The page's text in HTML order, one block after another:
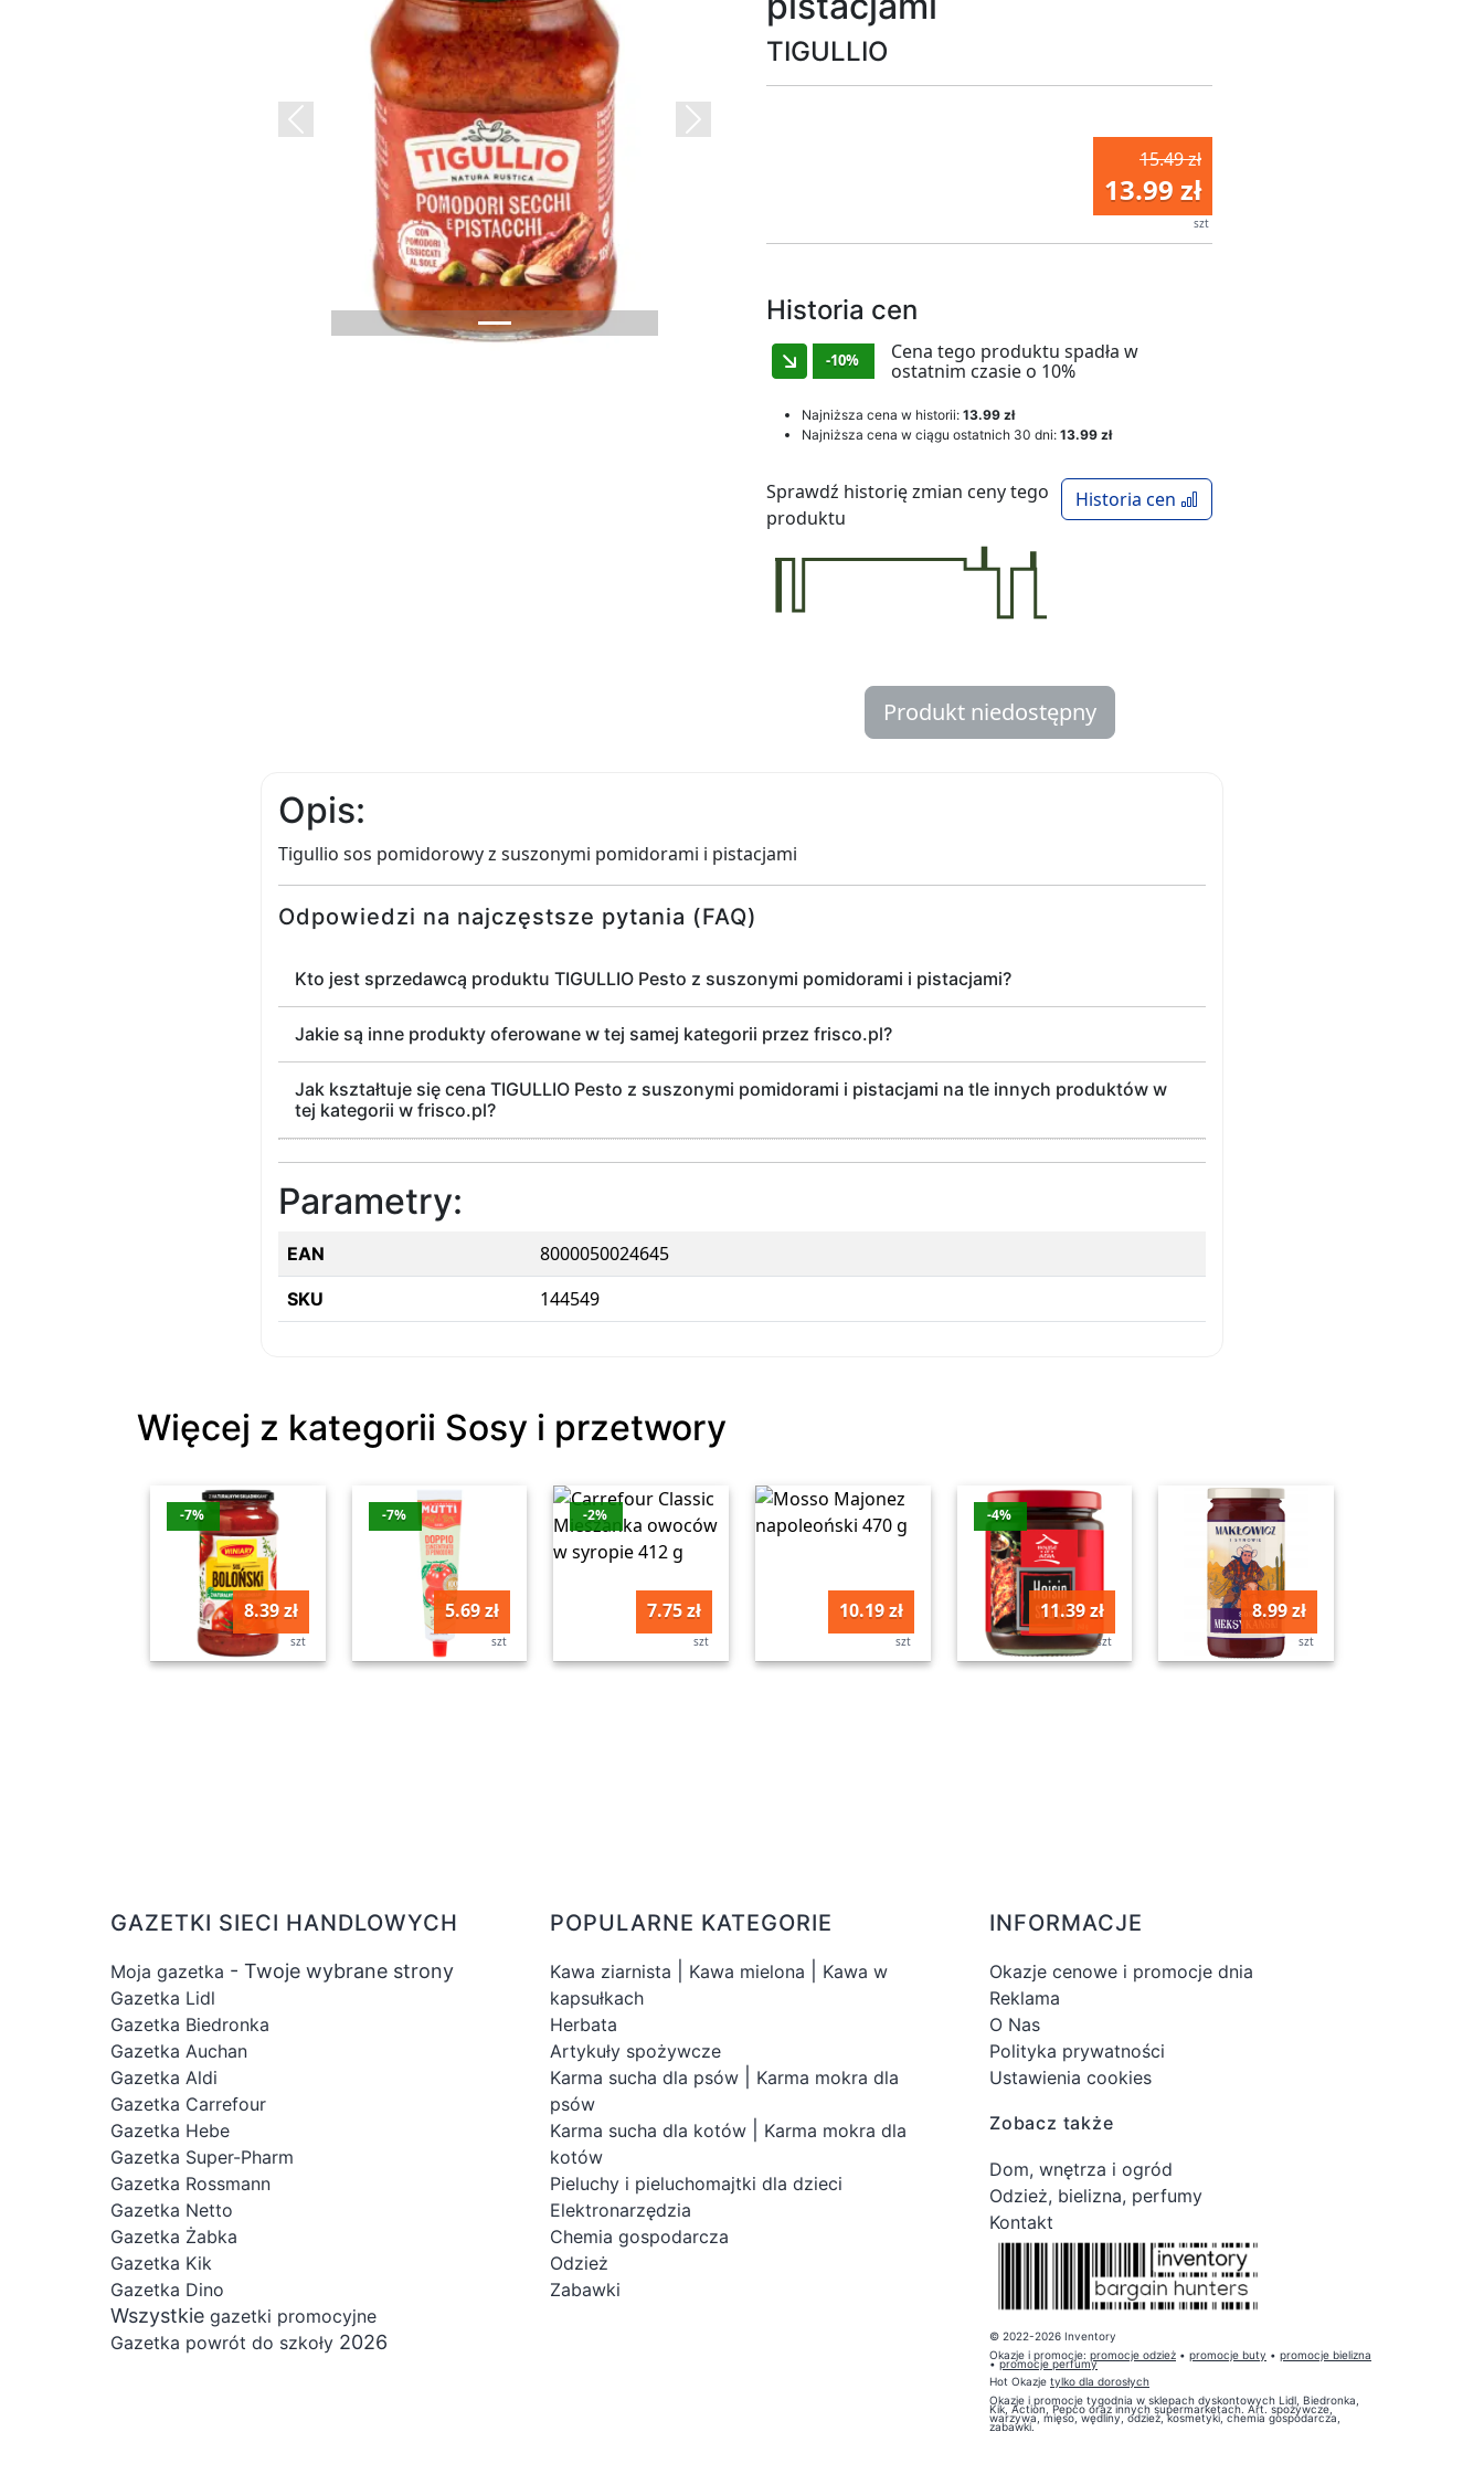
Previous Next
TIGULLIO
15.49 zł
13.99 zł
szt
Historia cen
-10%
Cena tego produktu spadła w
ostatnim czasie o 10%
Najniższa cena w historii: 13.99 zł
Najniższa cena w ciągu ostatnich 30 dni: 13.99 zł
Historia cen
Sprawdź historię zmian ceny tego
produktu
Produkt niedostępny
Opis:
Tigullio sos pomidorowy z suszonymi pomidorami i pistacjami
Odpowiedzi na najczęstsze pytania (FAQ)
Kto jest sprzedawcą produktu TIGULLIO Pesto z suszonymi pomidorami i pistacjami?
Jakie są inne produkty oferowane w tej samej kategorii przez frisco.pl?
Jak kształtuje się cena TIGULLIO Pesto z suszonymi pomidorami i pistacjami na tle innych produktów w
tej kategorii w frisco.pl?
Parametry:
EAN 8000050024645
SKU 144549
Więcej z kategorii Sosy i przetwory
-7%
8.39 zł
szt
-7%
5.69 zł
szt
-2%
7.75 zł
szt
10.19 zł
szt
-4%
11.39 zł
szt
8.99 zł
szt
GAZETKI SIECI HANDLOWYCH
Moja gazetka - Twoje wybrane strony
Gazetka Lidl
Gazetka Biedronka
Gazetka Auchan
Gazetka Aldi
Gazetka Carrefour
Gazetka Hebe
Gazetka Super-Pharm
Gazetka Rossmann
Gazetka Netto
Gazetka Żabka
Gazetka Kik
Gazetka Dino
Wszystkie gazetki promocyjne
Gazetka powrót do szkoły 2026
POPULARNE KATEGORIE
Kawa ziarnista Kawa mielona
Kawa w
kapsułkach
Herbata
Artykuły spożywcze
Karma sucha dla psów
Karma mokra dla
psów
Karma sucha dla kotów
Karma mokra dla
kotów
Pieluchy i pieluchomajtki dla dzieci
Elektronarzędzia
Chemia gospodarcza
Odzież
Zabawki
INFORMACJE
Okazje cenowe i promocje dnia
Reklama
O Nas
Polityka prywatności
Ustawienia cookies
Zobacz także
Dom, wnętrza i ogród
Odzież, bielizna, perfumy
Kontakt
© 2022-2026 Inventory
Okazje i promocje: promocje odzież • promocje buty • promocje bielizna
•promocje perfumy
Hot Okazje tylko dla dorosłych
Okazje i promocje tygodnia w sklepach dyskontowych Lidl, Biedronka,
Kik, Action, Pepco oraz innych supermarketach. Art. spożywcze,
warzywa, mięso, wędliny, odzież, kosmetyki, chemia gospodarcza,
zabawki.